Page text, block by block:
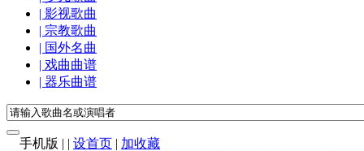
| 影视歌曲
| 宗教歌曲
| 国外名曲
| 戏曲曲谱
| 器乐曲谱
手机版 | | 设首页 | 加收藏